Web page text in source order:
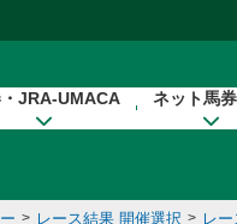
JRA-UMACA ネット馬
> レース結果 開催選択 > レ